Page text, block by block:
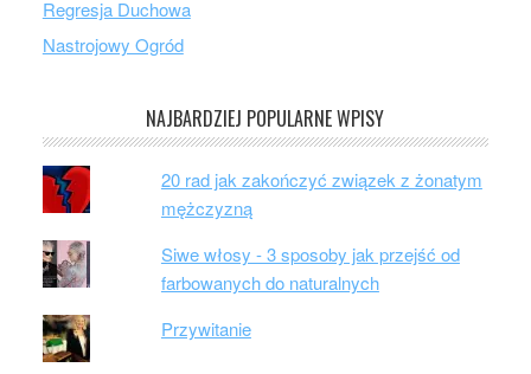
Regresja Duchowa
Nastrojowy Ogród
NAJBARDZIEJ POPULARNE WPISY
20 rad jak zakończyć związek z żonatym
mężczyzną
Siwe włosy - 3 sposoby jak przejść od
farbowanych do naturalnych
Przywitanie